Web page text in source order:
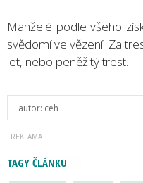
Manželé podle všeho
svědomí ve vězení. Za
let, nebo peněžitý trest.
autor: ceh
TAGY ČLÁNKU